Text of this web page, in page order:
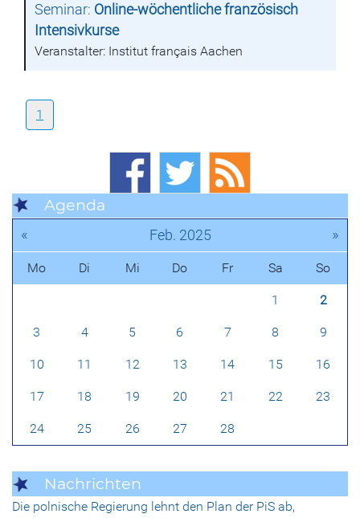
Seminar: Online-wöchentliche französisch
Intensivkurse
Veranstalter: Institut français Aachen
1
Agenda
« Feb. 2025 »
Mo Di Mi Do Fr Sa So
1 2
3 4 5 6 7 8 9
10 11 12 13 14 15 16
17 18 19 20 21 22 23
24 25 26 27 28
Nachrichten
Die polnische Regierung lehnt den Plan der PiS ab,